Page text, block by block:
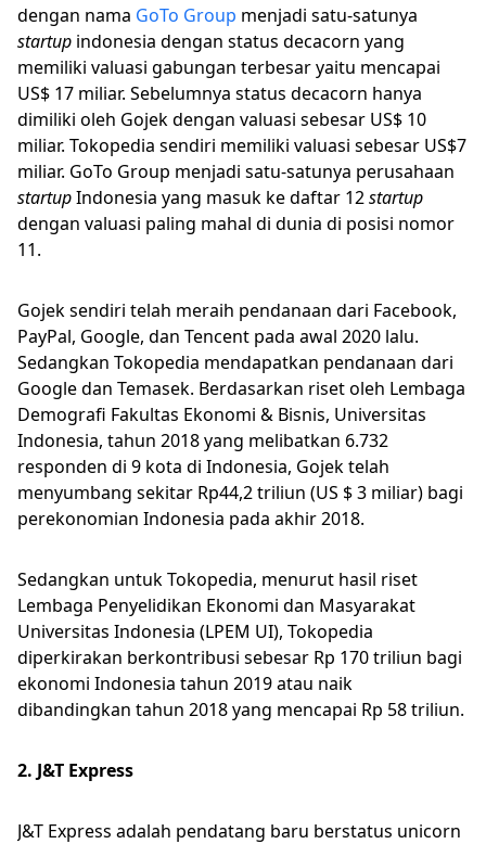
dengan nama GoTo Group menjadi satu-satunya
startup indonesia dengan status decacorn yang
memiliki valuasi gabungan terbesar yaitu mencapai
US$ 17 miliar. Sebelumnya status decacorn hanya
dimiliki oleh Gojek dengan valuasi sebesar US$ 10
miliar. Tokopedia sendiri memiliki valuasi sebesar US$7
miliar. GoTo Group menjadi satu-satunya perusahaan
startupIndonesia yang masuk ke daftar 12startup
dengan valuasi paling mahal di dunia di posisi nomor
11.
Gojek sendiri telah meraih pendanaan dari Facebook,
PayPal, Google, dan Tencent pada awal 2020 lalu.
Sedangkan Tokopedia mendapatkan pendanaan dari
Google dan Temasek. Berdasarkan riset oleh Lembaga
Demografi Fakultas Ekonomi & Bisnis, Universitas
Indonesia, tahun 2018 yang melibatkan 6.732
responden di 9 kota di Indonesia, Gojek telah
menyumbang sekitar Rp44,2 triliun (US $ 3 miliar) bagi
perekonomian Indonesia pada akhir 2018.
Sedangkan untuk Tokopedia, menurut hasil riset
Lembaga Penyelidikan Ekonomi dan Masyarakat
Universitas Indonesia (LPEM UI), Tokopedia
diperkirakan berkontribusi sebesar Rp 170 triliun bagi
ekonomi Indonesia tahun 2019 atau naik
dibandingkan tahun 2018 yang mencapai Rp 58 triliun.
2. J&T Express
J&T Express adalah pendatang baru berstatus unicorn